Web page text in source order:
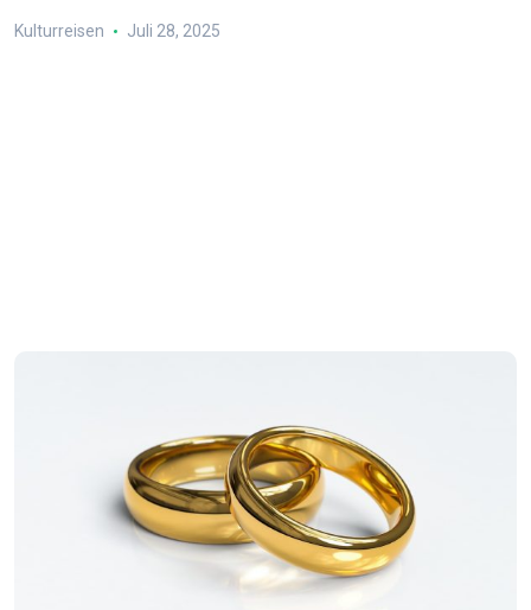
Kulturreisen Juli 28, 2025